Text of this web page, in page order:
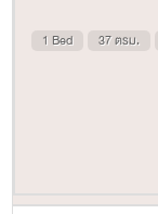
1 Bed 37 ตรม.